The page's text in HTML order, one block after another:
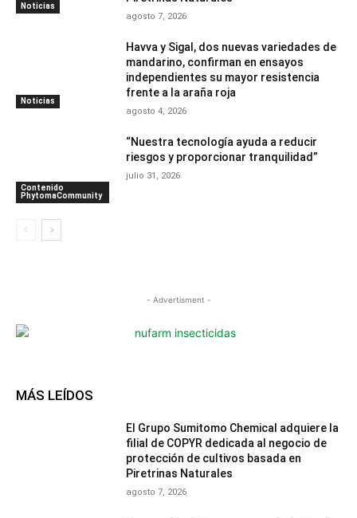
Noticias
agosto 7, 2026
Noticias
Havva y Sigal, dos nuevas variedades de
mandarino, confirman en ensayos
independientes su mayor resistencia
frente a la araña roja
agosto 4, 2026
Contenido
PhytomaCommunity
“Nuestra tecnología ayuda a reducir
riesgos y proporcionar tranquilidad”
julio 31, 2026
- Advertisment -
MÁS LEÍDOS
El Grupo Sumitomo Chemical adquiere la
filial de COPYR dedicada al negocio de
protección de cultivos basada en
Piretrinas Naturales
agosto 7, 2026